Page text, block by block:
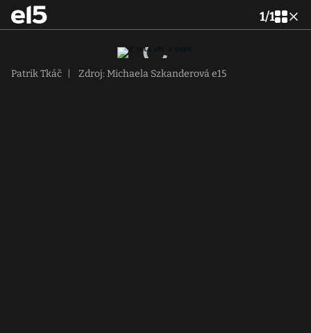
1/1
Patrik Tkáč Zdroj: Michaela Szkanderová e15